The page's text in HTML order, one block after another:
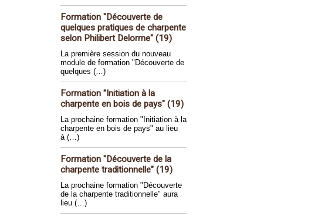
Formation "Découverte de
quelques pratiques de charpente
selon Philibert Delorme" (19)
La première session du nouveau
module de formation "Découverte de
quelques (…)
Formation "Initiation à la
charpente en bois de pays" (19)
La prochaine formation "Initiation à la
charpente en bois de pays" au lieu
à (…)
Formation "Découverte de la
charpente traditionnelle" (19)
La prochaine formation "Découverte
de la charpente traditionnelle" aura
lieu (…)